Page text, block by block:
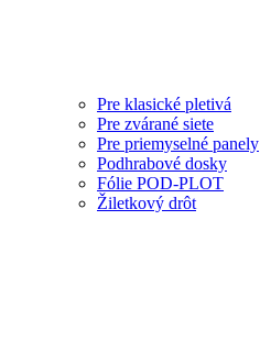
Pre klasické pletivá
Pre zvárané siete
Pre priemyselné panely
Podhrabové dosky
Fólie POD-PLOT
Žiletkový drôt